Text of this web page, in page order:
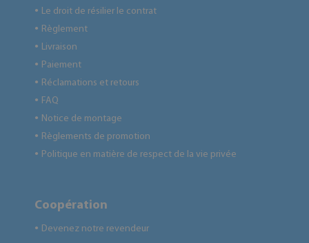
● Le droit de résilier le contrat
● Règlement
● Livraison
● Paiement
● Réclamations et retours
● FAQ
● Notice de montage
● Règlements de promotion
● Politique en matière de respect de la vie privée
Coopération
● Devenez notre revendeur